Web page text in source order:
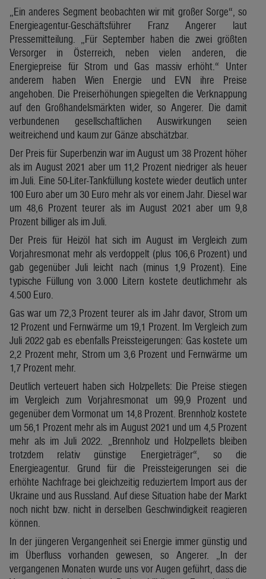
„Ein anderes Segment beobachten wir mit großer Sorge“, so
Energieagentur-Geschäftsführer Franz Angerer laut
Pressemitteilung. „Für September haben die zwei größten
Versorger in Österreich, neben vielen anderen, die
Energiepreise für Strom und Gas massiv erhöht.“ Unter
anderem haben Wien Energie und EVN ihre Preise
angehoben. Die Preiserhöhungen spiegelten die Verknappung
auf den Großhandelsmärkten wider, so Angerer. Die damit
verbundenen gesellschaftlichen Auswirkungen seien
weitreichend und kaum zur Gänze abschätzbar.
Der Preis für Superbenzin war im August um 38 Prozent höher
als im August 2021 aber um 11,2 Prozent niedriger als heuer
im Juli. Eine 50-Liter-Tankfüllung kostete wieder deutlich unter
100 Euro aber um 30 Euro mehr als vor einem Jahr. Diesel war
um 48,6 Prozent teurer als im August 2021 aber um 9,8
Prozent billiger als im Juli.
Der Preis für Heizöl hat sich im August im Vergleich zum
Vorjahresmonat mehr als verdoppelt (plus 106,6 Prozent) und
gab gegenüber Juli leicht nach (minus 1,9 Prozent). Eine
typische Füllung von 3.000 Litern kostete deutlichmehr als
4.500 Euro.
Gas war um 72,3 Prozent teurer als im Jahr davor, Strom um
12 Prozent und Fernwärme um 19,1 Prozent. Im Vergleich zum
Juli 2022 gab es ebenfalls Preissteigerungen: Gas kostete um
2,2 Prozent mehr, Strom um 3,6 Prozent und Fernwärme um
1,7 Prozent mehr.
Deutlich verteuert haben sich Holzpellets: Die Preise stiegen
im Vergleich zum Vorjahresmonat um 99,9 Prozent und
gegenüber dem Vormonat um 14,8 Prozent. Brennholz kostete
um 56,1 Prozent mehr als im August 2021 und um 4,5 Prozent
mehr als im Juli 2022. „Brennholz und Holzpellets bleiben
trotzdem relativ günstige Energieträger“, so die
Energieagentur. Grund für die Preissteigerungen sei die
erhöhte Nachfrage bei gleichzeitig reduziertem Import aus der
Ukraine und aus Russland. Auf diese Situation habe der Markt
noch nicht bzw. nicht in derselben Geschwindigkeit reagieren
können.
In der jüngeren Vergangenheit sei Energie immer günstig und
im Überfluss vorhanden gewesen, so Angerer. „In der
vergangenen Monaten wurde uns vor Augen geführt, dass die